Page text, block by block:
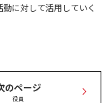
に対して活用していく
のページ
役員
>